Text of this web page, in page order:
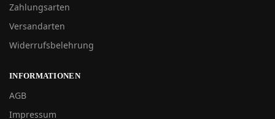
Zahlungsarten
Versandarten
Widerrufsbelehrung
INFORMATIONEN
AGB
Impressum